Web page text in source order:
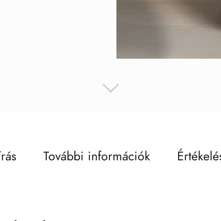
További információk